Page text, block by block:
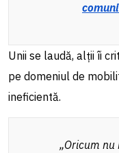
Unii se laudă, alții îi
pe domeniul de
ineficientă.
„Oricum nu